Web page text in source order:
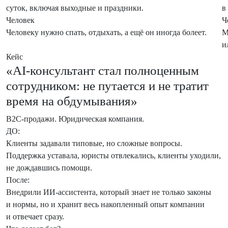
суток, включая выходные и праздники.
Человек
Человеку нужно спать, отдыхать, а ещё он иногда болеет.
в
Кейс
«AI-консультант стал полноценным
сотрудником: не путается и не тратит
время на обдумывания»
B2C-продажи. Юридическая компания.
ДО:
Клиенты задавали типовые, но сложные вопросы.
Поддержка уставала, юристы отвлекались, клиенты уходили,
не дождавшись помощи.
После:
Внедрили ИИ-ассистента, который знает не только законы
и нормы, но и хранит весь накопленный опыт компании
и отвечает сразу.